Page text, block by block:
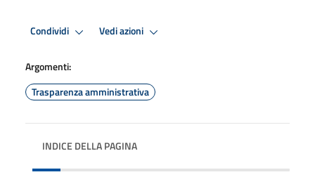
Condividi Vedi azioni
Argomenti:
Trasparenza amministrativa
INDICE DELLA PAGINA